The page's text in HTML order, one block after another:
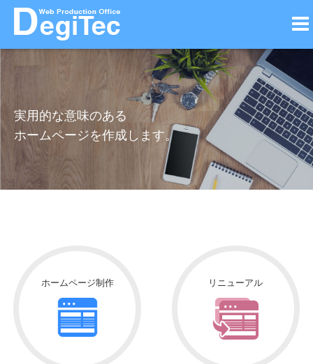
実用的な意味のある
ホームページを作成します。
ホームページ制作 リニューアル